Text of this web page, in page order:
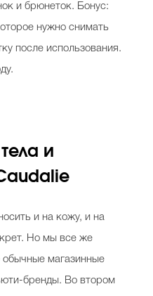
и брюнеток. Бонус:
нужно снимать
после использования.
и
и на кожу, и на
Но мы все же
обычные магазинные
бренды. Во втором